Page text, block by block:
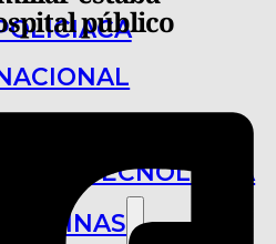
Y TECNOLOGÍA
público